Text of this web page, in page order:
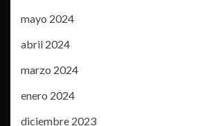
mayo 2024
abril 2024
marzo 2024
enero 2024
diciembre 2023